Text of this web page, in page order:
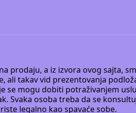
prodaju, a iz izvora ovog sajta,
ali takav vid prezentovanja
se mogu dobiti potraživanjem
Svaka osoba treba da se
legalno kao spavaće sobe.